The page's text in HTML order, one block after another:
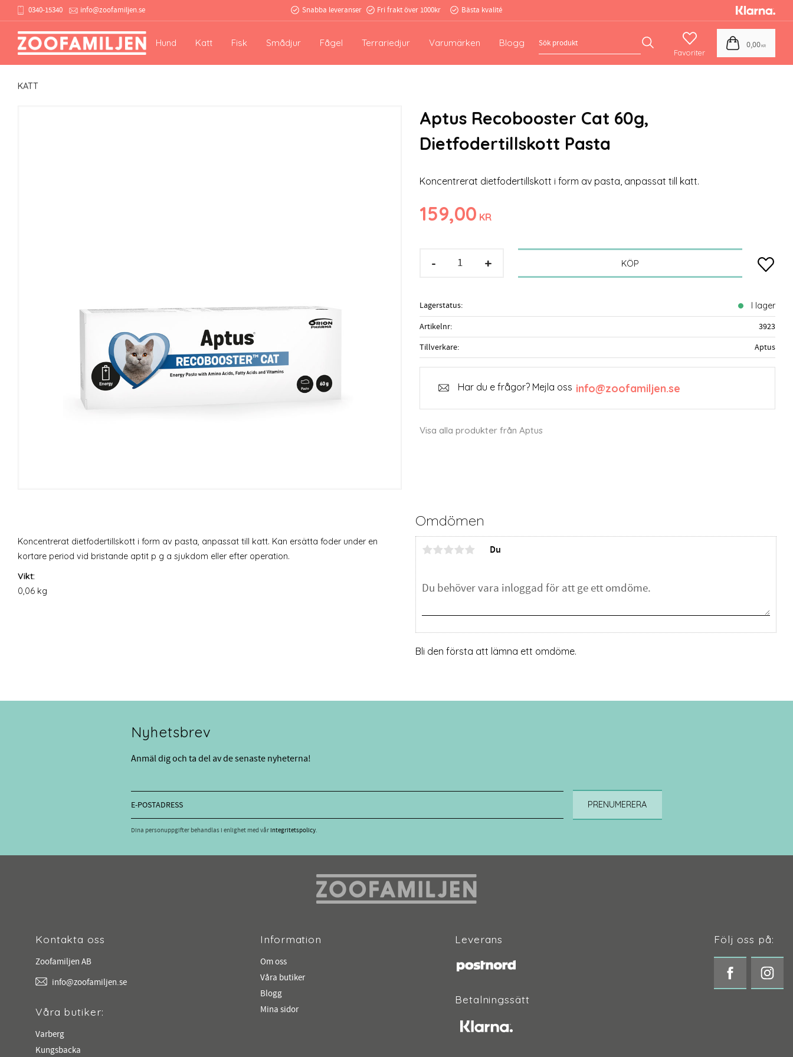
0340-15340 info@zoofamiljen.se Snabba leveranser Fri frakt över 1000kr Bästa kvalité
Hund Katt Fisk Smådjur Fågel Terrariedjur Varumärken Blogg FavoriterKundvagn
0,00KR
KATT
Aptus Recobooster Cat 60g,
Dietfodertillskott Pasta
Koncentrerat dietfodertillskott i form av pasta, anpassat till katt.
159,00 KR
+
- KÖP Lägg
Lagerstatus I lager
Artikelnr
3923
Tillverkare
Aptus
Har du e frågor? Mejla oss info@zoofamiljen.se
Visa alla produkter från Aptus
Koncentrerat dietfodertillskott i form av pasta, anpassat till katt. Kan ersätta foder under en
kortare period vid bristande aptit p g a sjukdom eller efter operation.
Vikt:
0,06 kg
Omdömen
Du
Bli den första att lämna ett omdöme.
Nyhetsbrev
Anmäl dig och ta del av de senaste nyheterna!
PRENUMERERA
Dina personuppgifter behandlas i enlighet med vårintegritetspolicy.
Kontakta oss
Zoofamiljen AB
info@zoofamiljen.se
Våra butiker:
Varberg
Kungsbacka
Information
Om oss
Våra butiker
Blogg
Mina sidor
Leverans
Betalningssätt
Följ oss på: